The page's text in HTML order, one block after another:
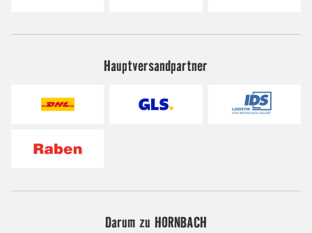
Hauptversandpartner
Darum zu HORNBACH